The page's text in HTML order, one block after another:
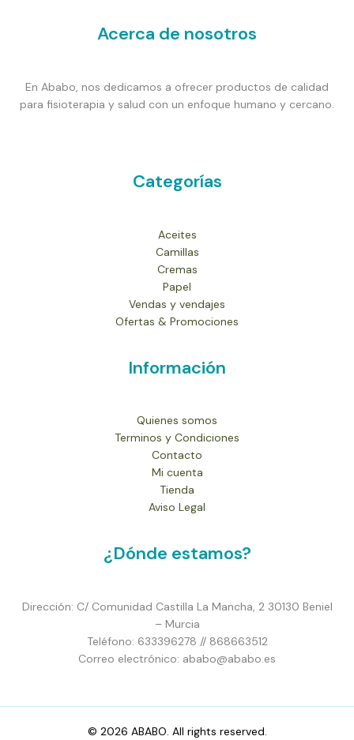
Acerca de nosotros
En Ababo, nos dedicamos a ofrecer productos de calidad
para fisioterapia y salud con un enfoque humano y cercano.
Categorías
Aceites
Camillas
Cremas
Papel
Vendas y vendajes
Ofertas & Promociones
Información
Quienes somos
Terminos y Condiciones
Contacto
Mi cuenta
Tienda
Aviso Legal
¿Dónde estamos?
Dirección: C/ Comunidad Castilla La Mancha, 2 30130 Beniel
– Murcia
Teléfono: 633396278 // 868663512
Correo electrónico: ababo@ababo.es
© 2026 ABABO. All rights reserved.